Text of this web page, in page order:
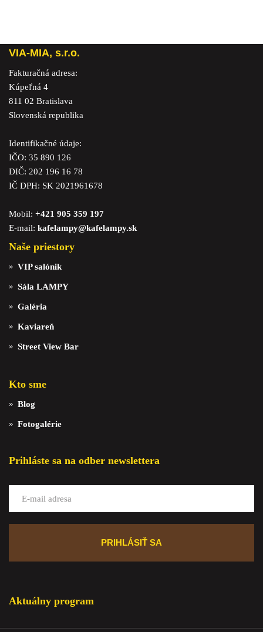
VIA-MIA, s.r.o.
Fakturačná adresa:
Kúpeľná 4
811 02 Bratislava
Slovenská republika
Identifikačné údaje:
IČO: 35 890 126
DIČ: 202 196 16 78
IČ DPH: SK 2021961678
Mobil: +421 905 359 197
E-mail: kafelampy@kafelampy.sk
Naše priestory
VIP salónik
Sála LAMPY
Galéria
Kaviareň
Street View Bar
Kto sme
Blog
Fotogalérie
Prihláste sa na odber newslettera
Aktuálny program